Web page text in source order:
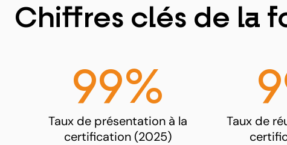
Chiffres clés de la
99%
Taux de présentation à la
certification (2025)
Taux de